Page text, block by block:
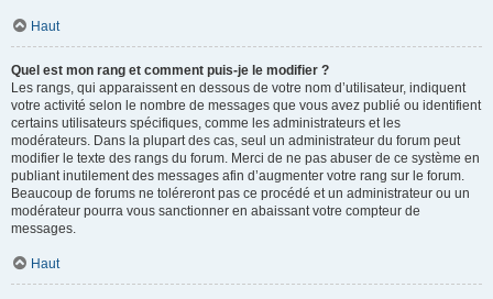
Haut
Quel est mon rang et comment puis-je le modifier ?
Les rangs, qui apparaissent en dessous de votre nom d’utilisateur, indiquent
votre activité selon le nombre de messages que vous avez publié ou identifient
certains utilisateurs spécifiques, comme les administrateurs et les
modérateurs. Dans la plupart des cas, seul un administrateur du forum peut
modifier le texte des rangs du forum. Merci de ne pas abuser de ce système en
publiant inutilement des messages afin d’augmenter votre rang sur le forum.
Beaucoup de forums ne toléreront pas ce procédé et un administrateur ou un
modérateur pourra vous sanctionner en abaissant votre compteur de
messages.
Haut